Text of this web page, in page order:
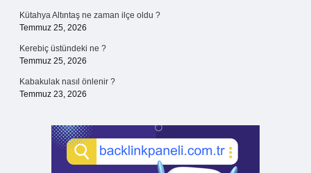
Kütahya Altıntaş ne zaman ilçe oldu ?
Temmuz 25, 2026
Kerebiç üstündeki ne ?
Temmuz 25, 2026
Kabakulak nasıl önlenir ?
Temmuz 23, 2026